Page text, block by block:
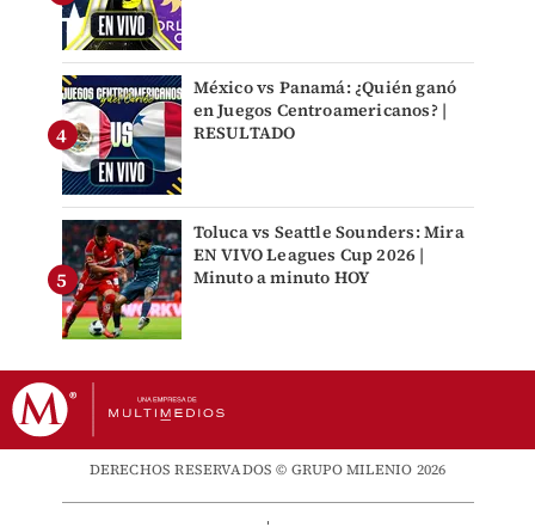
México vs Panamá: ¿Quién ganó
en Juegos Centroamericanos? |
RESULTADO
Toluca vs Seattle Sounders: Mira
EN VIVO Leagues Cup 2026 |
Minuto a minuto HOY
DERECHOS RESERVADOS © GRUPO MILENIO 2026